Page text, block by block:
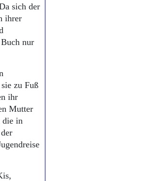
sich der
ihrer
nur
zu Fuß
ihr
Mutter
die in